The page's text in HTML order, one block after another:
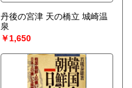
丹後の宮津 天の橋立 城崎温
泉
￥1,650